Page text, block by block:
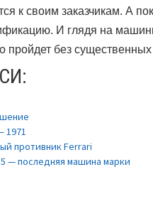
к своим заказчикам. А
И глядя на
пройдет без
1971
противник Ferrari
— последняя машина марки